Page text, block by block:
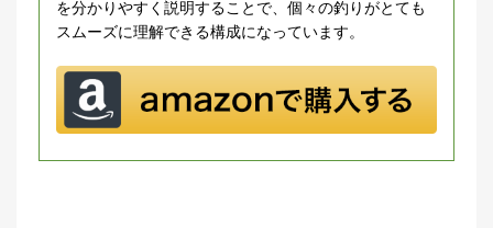
を分かりやすく説明することで、個々の釣りがとても
スムーズに理解できる構成になっています。